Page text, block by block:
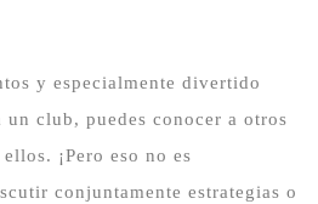
y especialmente divertido
un club, puedes conocer a otros
¡Pero eso no es
conjuntamente estrategias o